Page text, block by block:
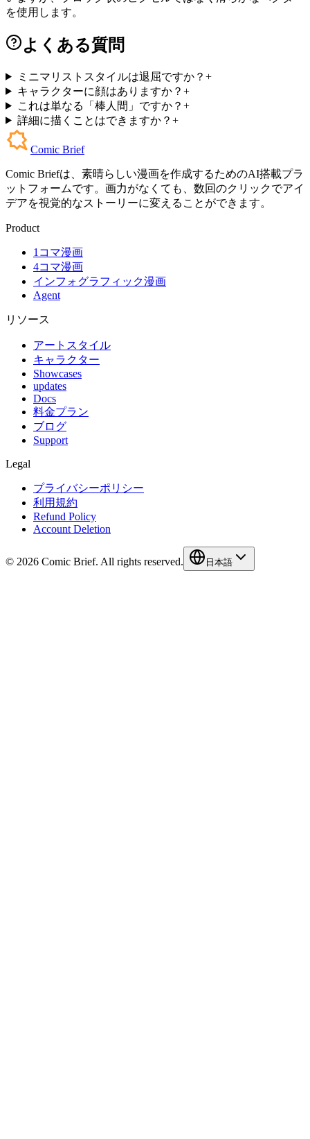
を使用します。
よくある質問
ミニマリストスタイルは退屈ですか？ +
キャラクターに顔はありますか？ +
これは単なる「棒人間」ですか？ +
詳細に描くことはできますか？ +
Comic Brief
Comic Briefは、素晴らしい漫画を作成するためのAI搭載プラ
ットフォームです。画力がなくても、数回のクリックでアイ
デアを視覚的なストーリーに変えることができます。
Product
1コマ漫画
4コマ漫画
インフォグラフィック漫画
Agent
リソース
アートスタイル
キャラクター
Showcases
updates
Docs
料金プラン
ブログ
Support
Legal
プライバシーポリシー
利用規約
Refund Policy
Account Deletion
© 2026 Comic Brief. All rights reserved. 日本語